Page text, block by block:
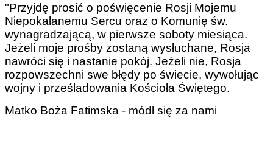
"Przyjdę prosić o poświęcenie Rosji Mojemu
Niepokalanemu Sercu oraz o Komunię św.
wynagradzającą, w pierwsze soboty miesiąca.
Jeżeli moje prośby zostaną wysłuchane, Rosja
nawróci się i nastanie pokój. Jeżeli nie, Rosja
rozpowszechni swe błędy po świecie, wywołując
wojny i prześladowania Kościoła Świętego.
Matko Boża Fatimska - módl się za nami